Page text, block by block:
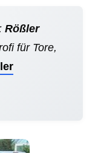
Rößler
für Tore,